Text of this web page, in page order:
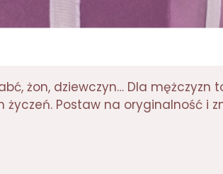
żon, dziewczyn… Dla mężczyzn
Postaw na oryginalność i